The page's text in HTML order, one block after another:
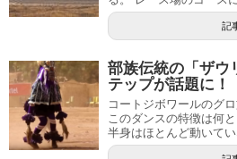
記
部族伝統の「ザウ
テップが話題に！
コートジボワールのグ
このダンスの特徴は何
半身はほとんど動いてい